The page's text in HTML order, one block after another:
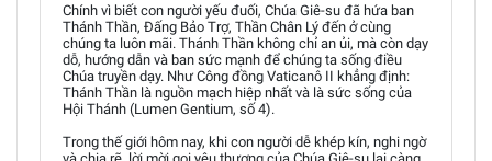
Chính vì biết con người yếu đuối, Chúa Giê-su đã hứa ban
Thánh Thần, Đấng Bảo Trợ, Thần Chân Lý đến ở cùng
chúng ta luôn mãi. Thánh Thần không chỉ an ủi, mà còn dạy
dỗ, hướng dẫn và ban sức mạnh để chúng ta sống điều
Chúa truyền dạy. Như Công đồng Vaticanô II khẳng định:
Thánh Thần là nguồn mạch hiệp nhất và là sức sống của
Hội Thánh (Lumen Gentium, số 4).
Trong thế giới hôm nay, khi con người dễ khép kín, nghi ngờ